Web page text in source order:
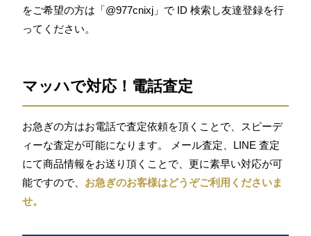
をご希望の方は「@977cnixj」で ID 検索し友達登録を行
ってください。
マッハで対応！電話査定
お急ぎの方はお電話で査定依頼を頂くことで、スピーデ
ィーな査定が可能になります。 メール査定、LINE 査定
にて商品情報をお送り頂くことで、更に素早い対応が可
能ですので、 お急ぎのお客様はどうぞご利用くださいま
せ。